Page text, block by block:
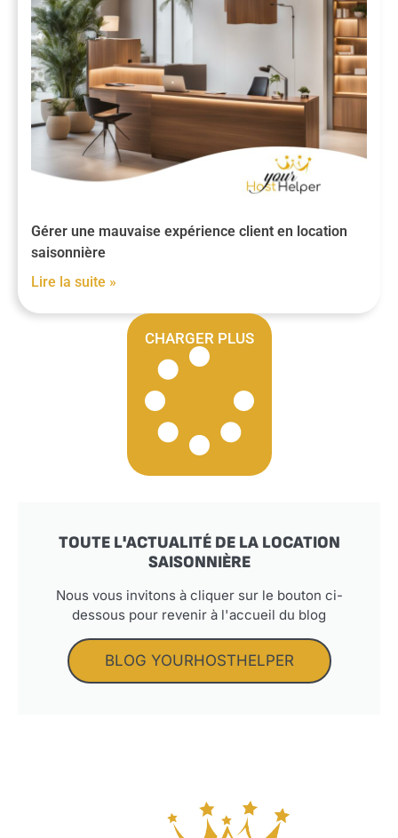
Gérer une mauvaise expérience client en location
saisonnière
Lire la suite »
CHARGER PLUS
TOUTE L'ACTUALITÉ DE LA LOCATION
SAISONNIÈRE
Nous vous invitons à cliquer sur le bouton ci-
dessous pour revenir à l'accueil du blog
BLOG YOURHOSTHELPER